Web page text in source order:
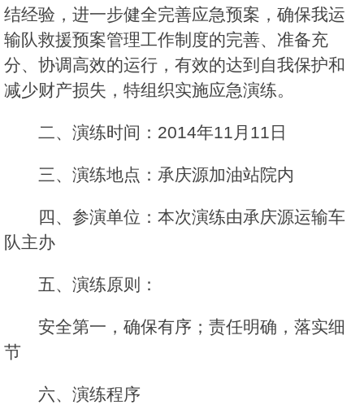
结经验，进一步健全完善应急预案，确保我运
输队救援预案管理工作制度的完善、准备充
分、协调高效的运行，有效的达到自我保护和
减少财产损失，特组织实施应急演练。
二、演练时间：2014年11月11日
三、演练地点：承庆源加油站院内
四、参演单位：本次演练由承庆源运输车
队主办
五、演练原则：
安全第一，确保有序；责任明确，落实细
节
六、演练程序